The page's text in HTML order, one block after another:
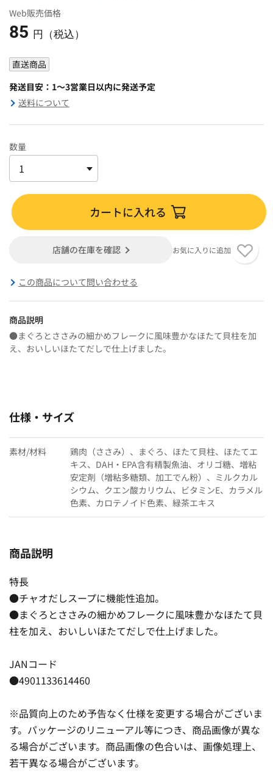
Web販売価格
85 円（税込）
直送商品
発送目安：1～3営業日以内に発送予定
送料について
数量
カートに入れる
店舗の在庫を確認 お気に入りに追加
この商品について問い合わせる
商品説明
●まぐろとささみの細かめフレークに風味豊かなほたて貝柱を加
え、おいしいほたてだしで仕上げました。
仕様・サイズ
素材/材料
鶏肉（ささみ）、まぐろ、ほたて貝柱、ほたてエ
キス、DAH・EPA含有精製魚油、オリゴ糖、増粘
安定剤（増粘多糖類、加工でん粉）、ミルクカル
シウム、クエン酸カリウム、ビタミンE、カラメル
色素、カロテノイド色素、緑茶エキス
商品説明
特長
●チャオだしスープに機能性追加。
●まぐろとささみの細かめフレークに風味豊かなほたて貝
柱を加え、おいしいほたてだしで仕上げました。
JANコード
●4901133614460
※品質向上のため予告なく仕様を変更する場合がございま
す。パッケージのリニューアル等につき、商品画像が異な
る場合がございます。商品画像の色合いは、画像処理上、
若干異なる場合がございます。